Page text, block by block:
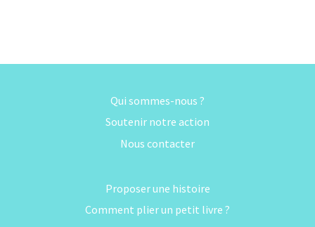
Qui sommes-nous ?
Soutenir notre action
Nous contacter
Proposer une histoire
Comment plier un petit livre ?